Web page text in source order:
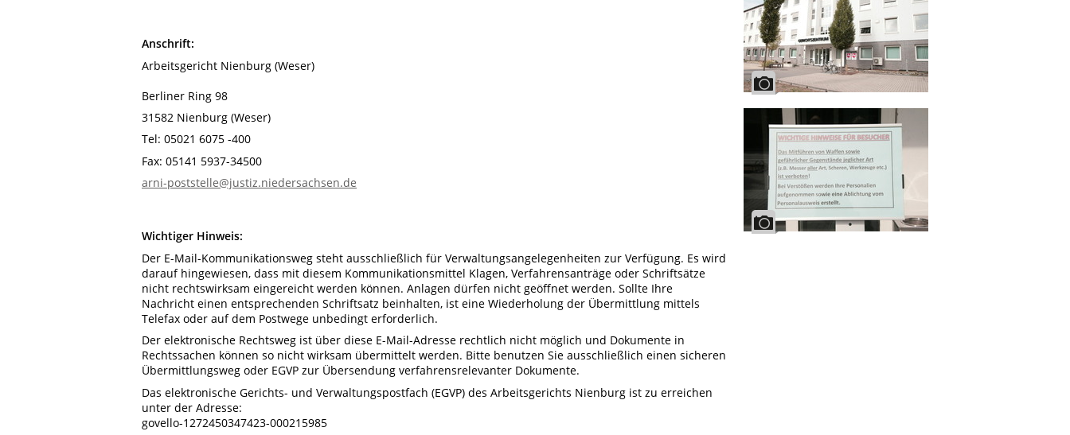
Anschrift:
Arbeitsgericht Nienburg (Weser)
Berliner Ring 98
31582 Nienburg (Weser)
Tel: 05021 6075 -400
Fax: 05141 5937-34500
arni-poststelle@justiz.niedersachsen.de
Wichtiger Hinweis:
Der E-Mail-Kommunikationsweg steht ausschließlich für Verwaltungsangelegenheiten zur Verfügung. Es wird
darauf hingewiesen, dass mit diesem Kommunikationsmittel Klagen, Verfahrensanträge oder Schriftsätze
nicht rechtswirksam eingereicht werden können. Anlagen dürfen nicht geöffnet werden. Sollte Ihre
Nachricht einen entsprechenden Schriftsatz beinhalten, ist eine Wiederholung der Übermittlung mittels
Telefax oder auf dem Postwege unbedingt erforderlich.
Der elektronische Rechtsweg ist über diese E-Mail-Adresse rechtlich nicht möglich und Dokumente in
Rechtssachen können so nicht wirksam übermittelt werden. Bitte benutzen Sie ausschließlich einen sicheren
Übermittlungsweg oder EGVP zur Übersendung verfahrensrelevanter Dokumente.
Das elektronische Gerichts- und Verwaltungspostfach (EGVP) des Arbeitsgerichts Nienburg ist zu erreichen
unter der Adresse:
govello-1272450347423-000215985